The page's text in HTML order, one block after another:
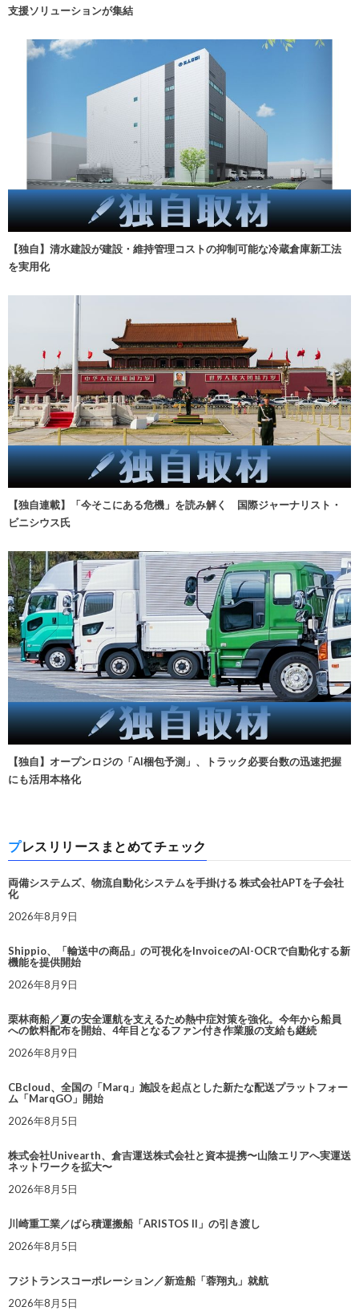
支援ソリューションが集結
【独自】清水建設が建設・維持管理コストの抑制可能な冷蔵倉庫新工法
を実用化
【独自連載】「今そこにある危機」を読み解く 国際ジャーナリスト・
ビニシウス氏
【独自】オープンロジの「AI梱包予測」、トラック必要台数の迅速把握
にも活用本格化
プレスリリースまとめてチェック
両備システムズ、物流自動化システムを手掛ける 株式会社APTを子会社
化
2026年8月9日
Shippio、「輸送中の商品」の可視化をInvoiceのAI-OCRで自動化する新
機能を提供開始
2026年8月9日
栗林商船／夏の安全運航を支えるため熱中症対策を強化。今年から船員
への飲料配布を開始、4年目となるファン付き作業服の支給も継続
2026年8月9日
CBcloud、全国の「Marq」施設を起点とした新たな配送プラットフォー
ム「MarqGO」開始
2026年8月5日
株式会社Univearth、倉吉運送株式会社と資本提携〜山陰エリアへ実運送
ネットワークを拡大〜
2026年8月5日
川崎重工業／ばら積運搬船「ARISTOS II」の引き渡し
2026年8月5日
フジトランスコーポレーション／新造船「蓉翔丸」就航
2026年8月5日